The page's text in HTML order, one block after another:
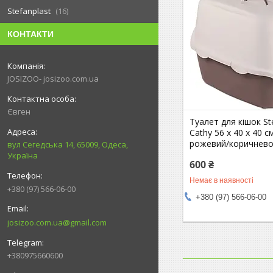
Stefanplast 16
КОНТАКТИ
JOSIZOO- josizoo.com.ua
Євген
вул Сегедська 14, 65009, Одеса,
Україна
+380 (97) 566-06-00
josizoo.com.ua@gmail.com
+380975660600
Туалет для кішок
Cathy 56 х 40 х 40
рожевий/
600 ₴
Немає в наявності
+380 (97) 566-06-00